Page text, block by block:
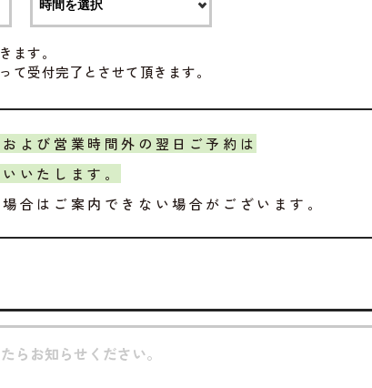
ます。
受付完了とさせて頂きます。
よび営業時間外の翌日ご予約は
いたします。
合はご案内できない場合がございます。